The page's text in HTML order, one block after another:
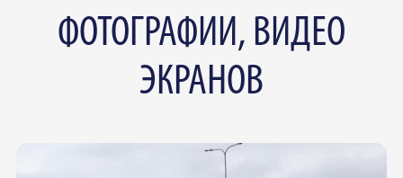
ФОТОГРАФИИ, ВИДЕО
ЭКРАНОВ